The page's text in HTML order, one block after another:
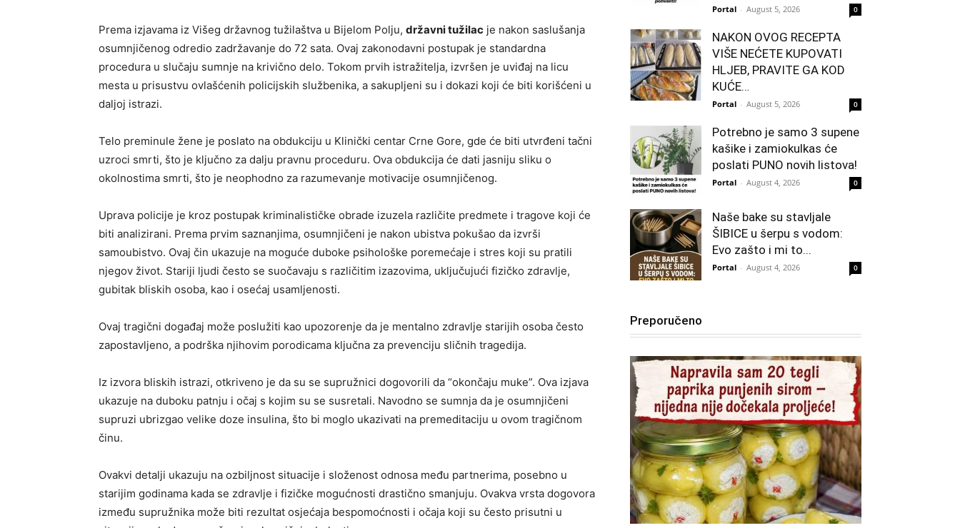
Prema izjavama iz Višeg državnog tužilaštva u Bijelom Polju, državni tužilac je nakon saslušanja
osumnjičenog odredio zadržavanje do 72 sata. Ovaj zakonodavni postupak je standardna
procedura u slučaju sumnje na krivično delo. Tokom prvih istražitelja, izvršen je uviđaj na licu
mesta u prisustvu ovlašćenih policijskih službenika, a sakupljeni su i dokazi koji će biti korišćeni u
daljoj istrazi.
Telo preminule žene je poslato na obdukciju u Klinički centar Crne Gore, gde će biti utvrđeni tačni
uzroci smrti, što je ključno za dalju pravnu proceduru. Ova obdukcija će dati jasniju sliku o
okolnostima smrti, što je neophodno za razumevanje motivacije osumnjičenog.
Uprava policije je kroz postupak kriminalističke obrade izuzela različite predmete i tragove koji će
biti analizirani. Prema prvim saznanjima, osumnjičeni je nakon ubistva pokušao da izvrši
samoubistvo. Ovaj čin ukazuje na moguće duboke psihološke poremećaje i stres koji su pratili
njegov život. Stariji ljudi često se suočavaju s različitim izazovima, uključujući fizičko zdravlje,
gubitak bliskih osoba, kao i osećaj usamljenosti.
Ovaj tragični događaj može poslužiti kao upozorenje da je mentalno zdravlje starijih osoba često
zapostavljeno, a podrška njihovim porodicama ključna za prevenciju sličnih tragedija.
Iz izvora bliskih istrazi, otkriveno je da su se supružnici dogovorili da “okončaju muke”. Ova izjava
ukazuje na duboku patnju i očaj s kojim su se susretali. Navodno se sumnja da je osumnjičeni
supruzi ubrizgao velike doze insulina, što bi moglo ukazivati na premeditaciju u ovom tragičnom
činu.
Ovakvi detalji ukazuju na ozbiljnost situacije i složenost odnosa među partnerima, posebno u
starijim godinama kada se zdravlje i fizičke mogućnosti drastično smanjuju. Ovakva vrsta dogovora
između supružnika može biti rezultat osjećaja bespomoćnosti i očaja koji su često prisutni u
Portal - August 5, 2026 0
NAKON OVOG RECEPTA
VIŠE NEĆETE KUPOVATI
HLJEB, PRAVITE GA KOD
KUĆE…
Portal - August 5, 2026 0
Potrebno je samo 3 supene
kašike i zamiokulkas će
poslati PUNO novih listova!
Portal - August 4, 2026 0
Naše bake su stavljale
ŠIBICE u šerpu s vodom:
Evo zašto i mi to...
Portal - August 4, 2026 0
Preporučeno